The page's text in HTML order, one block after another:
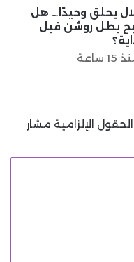
يحلق وحيدًا… هل
بطل روشن قبل
ساعة
الحقول الإلزامية مشار